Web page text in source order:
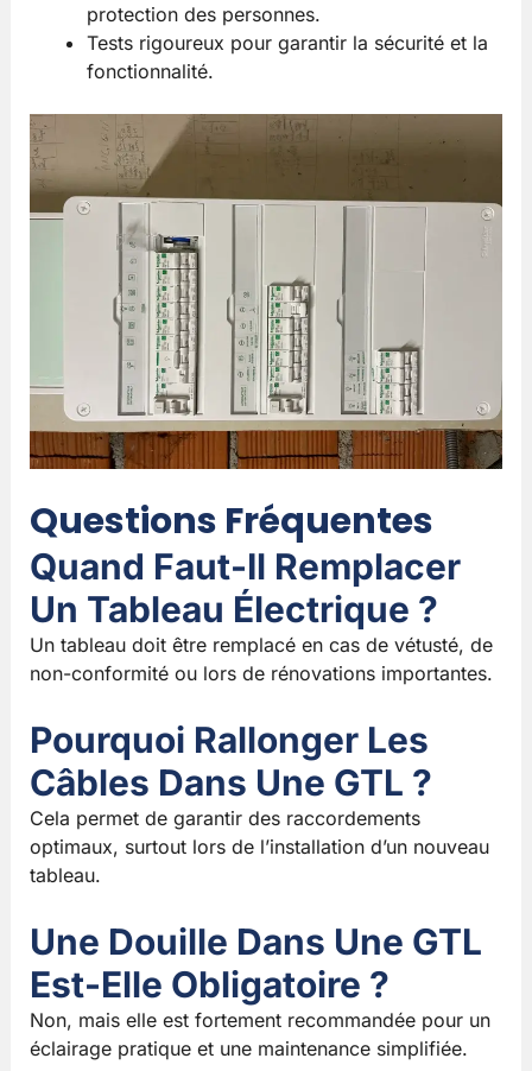
protection des personnes.
Tests rigoureux pour garantir la sécurité et la
fonctionnalité.
Questions Fréquentes
Quand Faut-Il Remplacer
Un Tableau Électrique ?
Un tableau doit être remplacé en cas de vétusté, de
non-conformité ou lors de rénovations importantes.
Pourquoi Rallonger Les
Câbles Dans Une GTL ?
Cela permet de garantir des raccordements
optimaux, surtout lors de l’installation d’un nouveau
tableau.
Une Douille Dans Une GTL
Est-Elle Obligatoire ?
Non, mais elle est fortement recommandée pour un
éclairage pratique et une maintenance simplifiée.